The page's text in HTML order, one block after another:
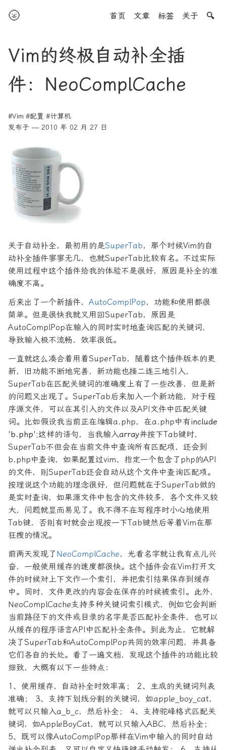
🌝 首页 文章 标签 关于 🔍
Vim的终极自动补全插
件：NeoComplCache
#Vim #配置 #计算机
发布于 — 2010 年 02 月 27 日
关于自动补全，最初用的是SuperTab，那个时候Vim的自
动补全插件寥寥无几，也就SuperTab比较有名。不过实际
使用过程中这个插件给我的体验不是很好，原因是补全的准
确度不高。
后来出了一个新插件，AutoComplPop，功能和使用都很
简单。但是很快我就又用回SuperTab，原因是
AutoComplPop在输入的同时实时地查询匹配的关键词，
导致输入极不流畅，效率很低。
一直就这么凑合着用着SuperTab，随着这个插件版本的更
新，旧功能不断地完善，新功能也接二连三地引入，
SuperTab在匹配关键词的准确度上有了一些改善，但是新
的问题又出现了。SuperTab后来加入一个新功能，对于程
序源文件，可以在其引入的文件以及API文件中匹配关键
词。比如假设我当前正在编辑a.php，在a.php中有include
'b.php';这样的语句，当我输入array并按下Tab键时，
SuperTab不但会在当前文件中查询所有匹配项，还会到
b.php中查询，如果配置过vim、指定一个包含了php的API
的文件，则SuperTab还会自动从这个文件中查询匹配项。
按理说这个功能的理念很好，但问题就在于SuperTab做的
是实时查询，如果源文件中包含的文件较多，各个文件又较
大，问题就显而易见了。我不得不在写程序时小心地使用
Tab键，否则有时就会出现按一下Tab键然后等着Vim在那
狂搜的情况。
前两天发现了 NeoComplCache，光看名字就让我有点儿兴
奋，一般使用缓存的速度都很快。这个插件会在Vim打开文
件的时候对上下文作一个索引，并把索引结果保存到缓存
中。同时，文件更改的内容会在保存的时候被索引。此外，
NeoComplCache支持多种关键词索引模式，例如它会判断
当前路径下的文件或目录的名字是否匹配补全条件，也可以
从缓存的程序语言API中匹配补全条件。到此为止，它就解
决了SuperTab和AutoComplPop共同的效率问题，并具备
它们各自的长处。看了一遍文档，发现这个插件的功能比较
细致，大概有以下一些特点：
1、使用缓存，自动补全时效率高； 2、生成的关键词列表
准确； 3、支持下划线分割的关键词，如apple_boy_cat，
就可以只输入a_b_c，然后补全； 4、支持驼峰格式匹配关
键词，如AppleBoyCat，就可以只输入ABC，然后补全；
5、既可以像AutoComplPop那样在Vim中输入的同时自动